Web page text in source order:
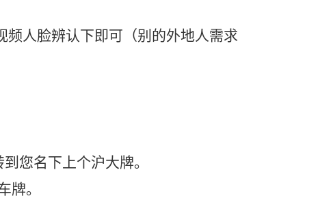
人脸辨认下即可（别的外地人需求
您名下上个沪大牌。
牌。